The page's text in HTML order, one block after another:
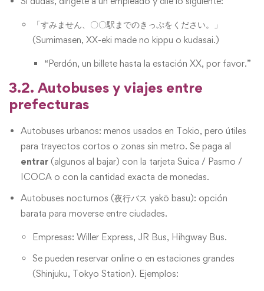
「すみません、〇〇駅までのきっぷをください。」
(Sumimasen, XX-eki made no kippu o kudasai.)
“Perdón, un billete hasta la estación XX, por favor.”
3.2. Autobuses y viajes entre
prefecturas
Autobuses urbanos: menos usados en Tokio, pero útiles
para trayectos cortos o zonas sin metro. Se paga al
entrar (algunos al bajar) con la tarjeta Suica / Pasmo /
ICOCA o con la cantidad exacta de monedas.
Autobuses nocturnos (夜行バス yakō basu): opción
barata para moverse entre ciudades.
Empresas: Willer Express, JR Bus, Hihgway Bus.
Se pueden reservar online o en estaciones grandes
(Shinjuku, Tokyo Station). Ejemplos: